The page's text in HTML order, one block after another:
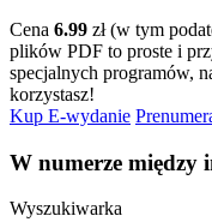
Cena 6.99 zł (w tym
plików PDF to proste i
specjalnych programów,
korzystasz!
Kup E-wydanie
W numerze między
Wyszukiwarka